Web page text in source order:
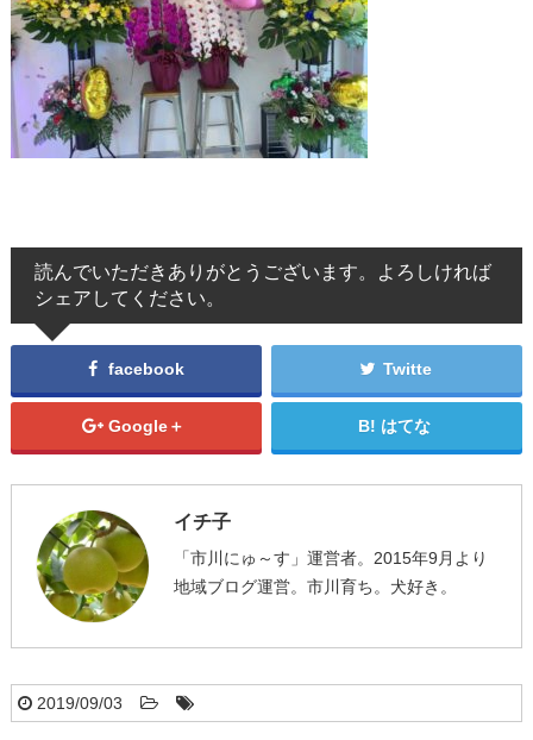
読んでいただきありがとうございます。よろしければ
シェアしてください。
facebook Twitte
Google＋ はてな
イチ子
「市川にゅ～す」運営者。2015年9月より
地域ブログ運営。市川育ち。犬好き。
2019/09/03